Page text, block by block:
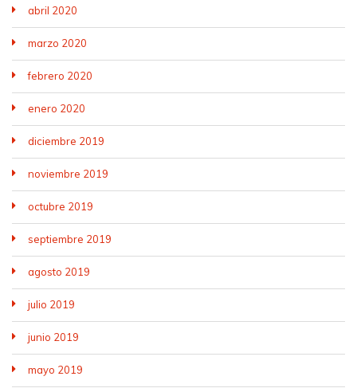
abril 2020
marzo 2020
febrero 2020
enero 2020
diciembre 2019
noviembre 2019
octubre 2019
septiembre 2019
agosto 2019
julio 2019
junio 2019
mayo 2019